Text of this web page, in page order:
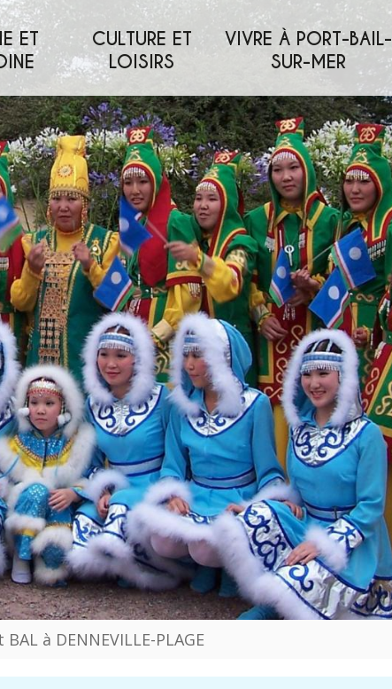
ET CULTURE ET
LOISIRS
VIVRE À PORT-BAIL-
SUR-MER
BAL à DENNEVILLE-PLAGE